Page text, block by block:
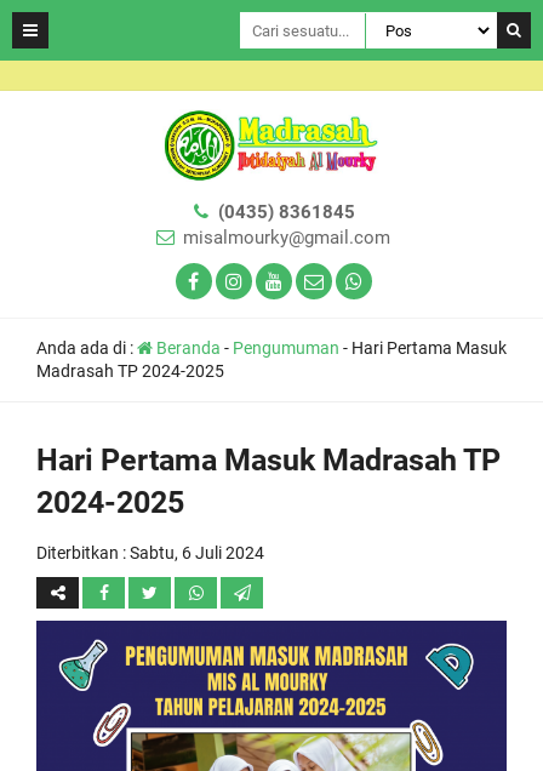
(0435) 8361845
misalmourky@gmail.com
Anda ada di : Beranda - Pengumuman - Hari Pertama Masuk
Madrasah TP 2024-2025
Hari Pertama Masuk Madrasah TP
2024-2025
Diterbitkan :Sabtu, 6 Juli 2024